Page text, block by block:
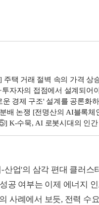
주택 거래 절벽 속의 가격 상
투자자의 접점에서 설계되
운 경제 구조' 설계를 공론화
배 논쟁 [전명산의 AI블록
K-수묵, AI 로봇시대의 인
산업'의 삼각 편대 클러스
공 여부는 이제 에너지
사례에서 보듯, 전력 수